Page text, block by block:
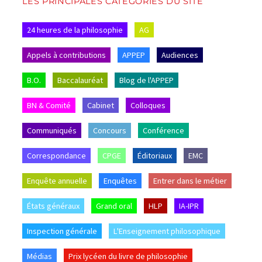
24 heures de la philosophie AG
Appels à contributions APPEP Audiences
B.O. Baccalauréat Blog de l'APPEP
BN & Comité Cabinet Colloques
Communiqués Concours Conférence
Correspondance CPGE Éditoriaux EMC
Enquête annuelle Enquêtes Entrer dans le métier
États généraux Grand oral HLP IA-IPR
Inspection générale L'Enseignement philosophique
Médias Prix lycéen du livre de philosophie